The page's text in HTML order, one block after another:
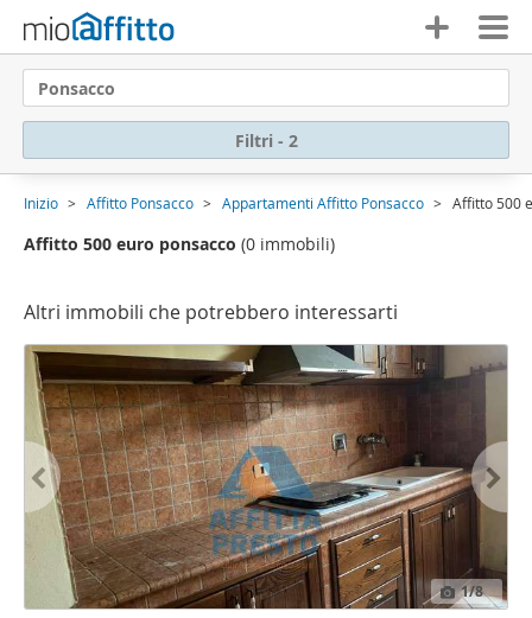
Ponsacco
Filtri - 2
Inizio Affitto Ponsacco Appartamenti Affitto Ponsacco Affitto 500
Affitto 500 euro ponsacco (0 immobili)
Altri immobili che potrebbero interessarti
1/8